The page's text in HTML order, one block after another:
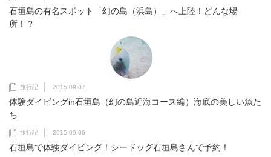
石垣島の有名スポット「幻の島（浜島）」へ上陸！どんな場
所！？
旅行記 2015.09.07
体験ダイビングin石垣島（幻の島近海コース編）海底の美しい魚た
ち
旅行記 2015.09.06
石垣島で体験ダイビング！シードッグ石垣島さんで予約！